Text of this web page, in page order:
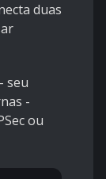
duas
seu
-
ou